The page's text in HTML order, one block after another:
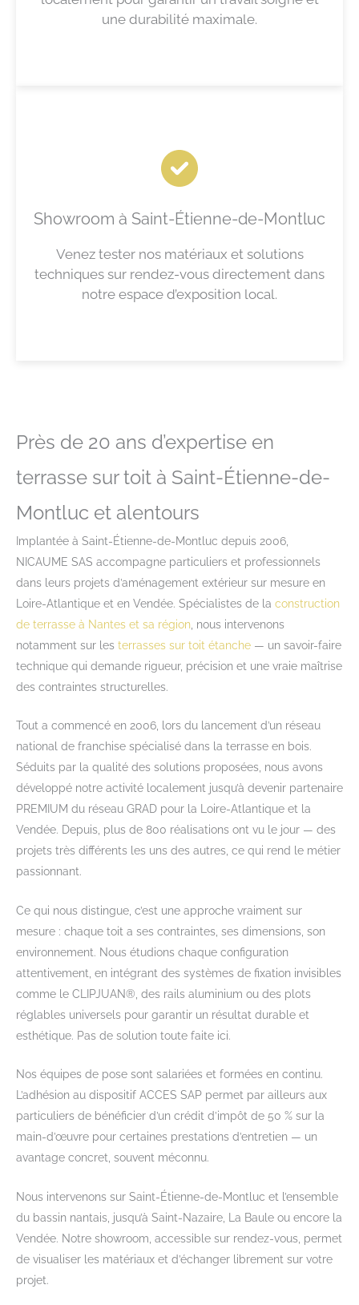
une durabilité maximale.
Showroom à Saint-Étienne-de-Montluc
Venez tester nos matériaux et solutions
techniques sur rendez-vous directement dans
notre espace d’exposition local.
Près de 20 ans d’expertise en
terrasse sur toit à Saint-Étienne-de-
Montluc et alentours
Implantée à Saint-Étienne-de-Montluc depuis 2006,
NICAUME SAS accompagne particuliers et professionnels
dans leurs projets d’aménagement extérieur sur mesure en
Loire-Atlantique et en Vendée. Spécialistes de la construction
de terrasse à Nantes et sa région , nous intervenons
notamment sur les terrasses sur toit étanche — un savoir-faire
technique qui demande rigueur, précision et une vraie maîtrise
des contraintes structurelles.
Tout a commencé en 2006, lors du lancement d’un réseau
national de franchise spécialisé dans la terrasse en bois.
Séduits par la qualité des solutions proposées, nous avons
développé notre activité localement jusqu’à devenir partenaire
PREMIUM du réseau GRAD pour la Loire-Atlantique et la
Vendée. Depuis, plus de 800 réalisations ont vu le jour — des
projets très différents les uns des autres, ce qui rend le métier
passionnant.
Ce qui nous distingue, c’est une approche vraiment sur
mesure : chaque toit a ses contraintes, ses dimensions, son
environnement. Nous étudions chaque configuration
attentivement, en intégrant des systèmes de fixation invisibles
comme le CLIPJUAN®, des rails aluminium ou des plots
réglables universels pour garantir un résultat durable et
esthétique. Pas de solution toute faite ici.
Nos équipes de pose sont salariées et formées en continu.
L’adhésion au dispositif ACCES SAP permet par ailleurs aux
particuliers de bénéficier d’un crédit d’impôt de 50 % sur la
main-d’œuvre pour certaines prestations d’entretien — un
avantage concret, souvent méconnu.
Nous intervenons sur Saint-Étienne-de-Montluc et l’ensemble
du bassin nantais, jusqu’à Saint-Nazaire, La Baule ou encore la
Vendée. Notre showroom, accessible sur rendez-vous, permet
de visualiser les matériaux et d’échanger librement sur votre
projet.